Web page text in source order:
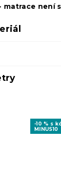
matrace není
-10 % s
MINUS10